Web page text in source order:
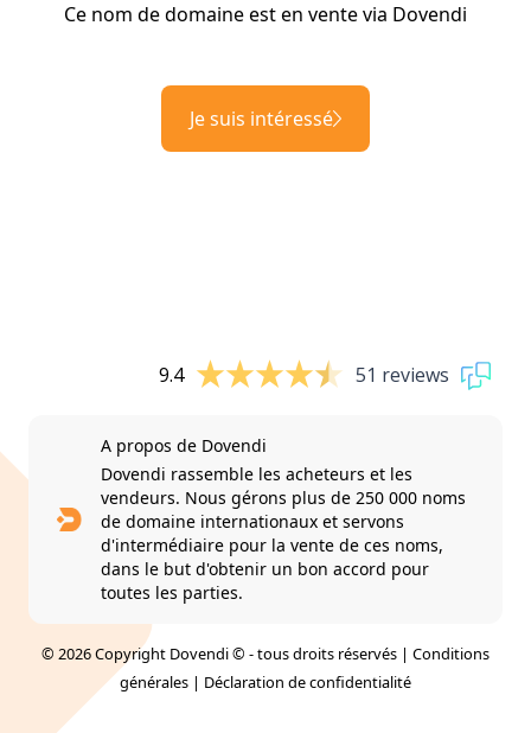
Ce nom de domaine est en vente via Dovendi
Je suis intéressé
9.4 51 reviews
A propos de Dovendi
Dovendi rassemble les acheteurs et les
vendeurs. Nous gérons plus de 250 000 noms
de domaine internationaux et servons
d'intermédiaire pour la vente de ces noms,
dans le but d'obtenir un bon accord pour
toutes les parties.
© 2026 Copyright Dovendi © - tous droits réservés | Conditions
générales | Déclaration de confidentialité